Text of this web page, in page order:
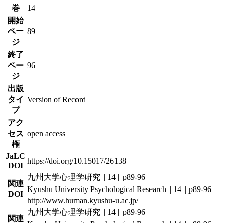
巻
14
開始
ペー
ジ
89
終了
ペー
ジ
96
出版
タイ
プ
Version of Record
アク
セス
権
open access
JaLC
DOI
https://doi.org/10.15017/26138
関連
DOI
九州大学心理学研究 || 14 || p89-96
Kyushu University Psychological Research || 14 || p89-96
http://www.human.kyushu-u.ac.jp/
関連
九州大学心理学研究 || 14 || p89-96